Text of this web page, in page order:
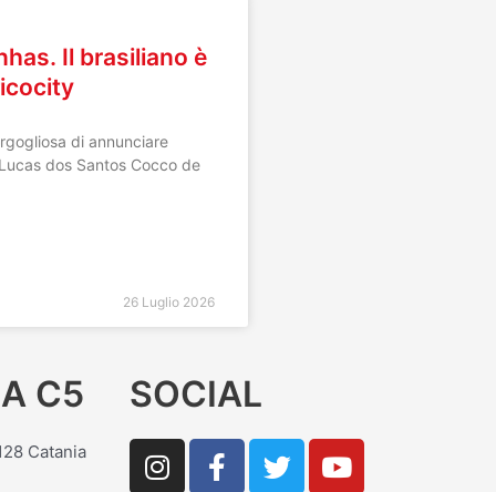
Il brasiliano è
di annunciare
dos Santos Cocco de
26 Luglio 2026
C5
Catania
SOCIAL
I
n
F
a
T
w
Y
o